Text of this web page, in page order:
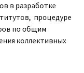
в разработке
процедуре
по общим
коллективных